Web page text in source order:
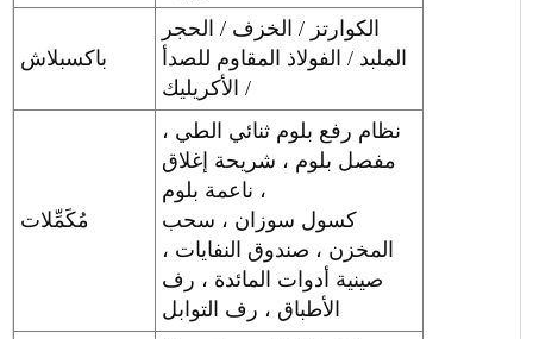
باكسبلاش
الكوارتز / الخزف / الحجر
الملبد / الفولاذ المقاوم للصدأ
/ الأكريليك
مُكَمِّلات
نظام رفع بلوم ثنائي الطي ،
مفصل بلوم ، شريحة إغلاق
ناعمة بلوم ،
كسول سوزان ، سحب
المخزن ، صندوق النفايات ،
صينية أدوات المائدة ، رف
الأطباق ، رف التوابل